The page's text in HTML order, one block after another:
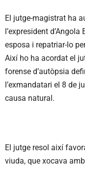
El jutge-magistrat ha
l’expresident d’Angola
esposa i repatriar-lo
Així ho ha acordat el
forense d’autòpsia
l’exmandatari el 8 de
causa natural.
El jutge resol així
viuda, que xocava